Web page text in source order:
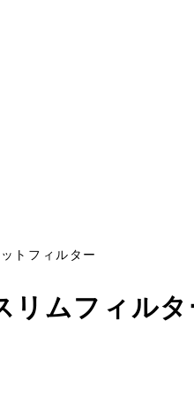
トフィルター
リムフィル